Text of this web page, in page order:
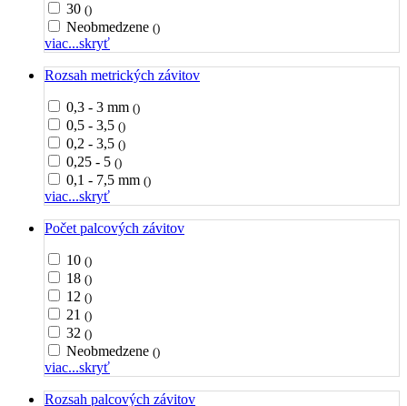
30 ()
Neobmedzene ()
viac...skryť
Rozsah metrických závitov
0,3 - 3 mm ()
0,5 - 3,5 ()
0,2 - 3,5 ()
0,25 - 5 ()
0,1 - 7,5 mm ()
viac...skryť
Počet palcových závitov
10 ()
18 ()
12 ()
21 ()
32 ()
Neobmedzene ()
viac...skryť
Rozsah palcových závitov